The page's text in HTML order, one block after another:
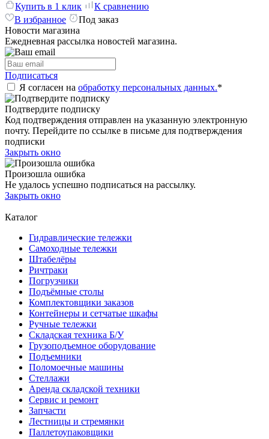
Купить в 1 клик
К сравнению
В избранное
Под заказ
Новости магазина
Ежедневная рассылка новостей магазина.
Подписаться
Я согласен на обработку персональных данных.*
Подтвердите подписку
Код подтверждения отправлен на указанную электронную
почту. Перейдите по ссылке в письме для подтверждения
подписки
Закрыть окно
Произошла ошибка
Не удалось успешно подписаться на рассылку.
Закрыть окно
Каталог
Гидравлические тележки
Самоходные тележки
Штабелёры
Ричтраки
Погрузчики
Подъёмные столы
Комплектовщики заказов
Контейнеры и сетчатые шкафы
Ручные тележки
Складская техника Б/У
Грузоподъемное оборудование
Подъемники
Поломоечные машины
Стеллажи
Аренда складской техники
Сервис и ремонт
Запчасти
Лестницы и стремянки
Паллетоупаковщики